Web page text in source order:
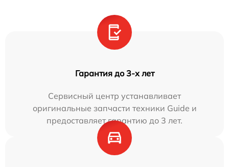
Гарантия до 3-х лет
Сервисный центр устанавливает
оригинальные запчасти техники Guide и
предоставляет гарантию до 3 лет.